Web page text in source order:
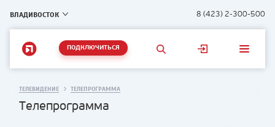
ВЛАДИВОСТОК 8 (423) 2-300-500
ПОДКЛЮЧИТЬСЯ
ТЕЛЕВИДЕНИЕ ТЕЛЕПРОГРАММА
Телепрограмма